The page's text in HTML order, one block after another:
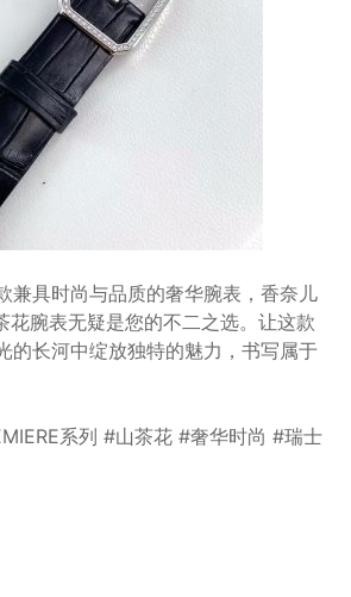
兼具时尚与品质的奢华腕表，香奈儿
花腕表无疑是您的不二之选。让这款
的长河中绽放独特的魅力，书写属于
系列 #山茶花 #奢华时尚 #瑞士